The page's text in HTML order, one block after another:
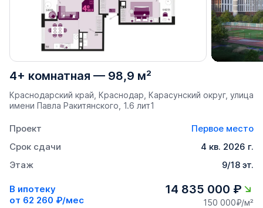
4+ комнатная — 98,9 м²
Краснодарский край, Краснодар, Карасунский округ, улица
имени Павла Ракитянского, 1.6 лит1
Проект
Первое место
Срок сдачи
4 кв. 2026 г.
Этаж
9/18 эт.
В ипотеку
от 62 260 ₽/мес
14 835 000 ₽
150 000₽/м²